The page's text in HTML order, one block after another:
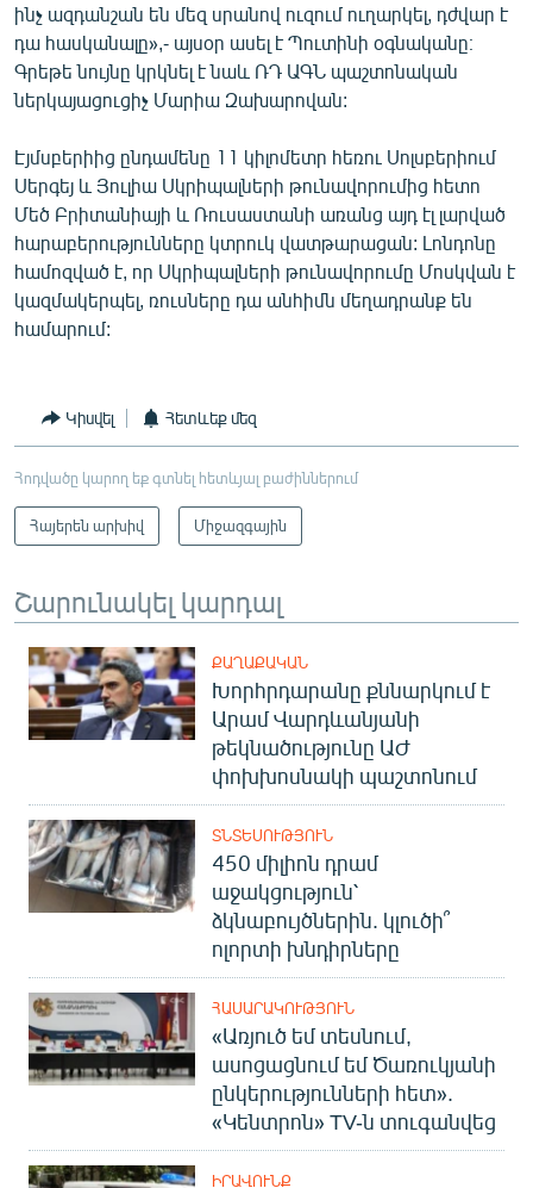
ինչ ազդանշան են մեզ սրանով ուզում ուղարկել, դժվար է
դա հասկանալը»,- այսօր ասել է Պուտինի օգնականը։
Գրեթե նույնը կրկնել է նաև ՌԴ ԱԳՆ պաշտոնական
ներկայացուցիչ Մարիա Զախարովան:
Էյմսբերիից ընդամենը 11 կիլոմետր հեռու Սոլսբերիում
Սերգեյ և Յուլիա Սկրիպալների թունավորումից հետո
Մեծ Բրիտանիայի և Ռուսաստանի առանց այդ էլ լարված
հարաբերությունները կտրուկ վատթարացան: Լոնդոնը
համոզված է, որ Սկրիպալների թունավորումը Մոսկվան է
կազմակերպել, ռուսները դա անհիմն մեղադրանք են
համարում:
Կիսվել Հետևեք մեզ
Հոդվածը կարող եք գտնել հետևյալ բաժիններում
Հայերեն արխիվ Միջազգային
Շարունակել կարդալ
ՔԱՂԱՔԱԿԱՆ
Խորհրդարանը քննարկում է
Արամ Վարդևանյանի
թեկնածությունը ԱԺ
փոխխոսնակի պաշտոնում
ՏՆՏԵՍՈՒԹՅՈՒՆ
450 միլիոն դրամ
աջակցություն՝
ձկնաբույծներին. կլուծի՞
ոլորտի խնդիրները
ՀԱՍԱՐԱԿՈՒԹՅՈՒՆ
«Առյուծ եմ տեսնում,
ասոցացնում եմ Ծառուկյանի
ընկերությունների հետ».
«Կենտրոն» TV-ն տուգանվեց
ԻՐԱՎՈՒՆՔ